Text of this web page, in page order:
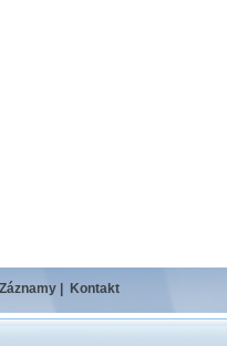
Záznamy Kontakt